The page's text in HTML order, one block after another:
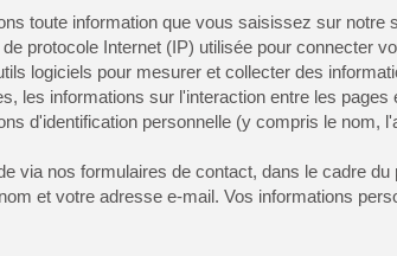
toute information que vous saisissez sur notre
protocole Internet (IP) utilisée pour connecter
logiciels pour mesurer et collecter des
les informations sur l'interaction entre les
d'identification personnelle (y compris le nom,
via nos formulaires de contact, dans le cadre
et votre adresse e-mail. Vos informations